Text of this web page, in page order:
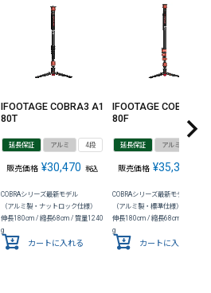
IFOOTAGE COBRA3 A1
80T
延長保証 アルミ 4段
販売価格 ¥30,470 税込
COBRAシリーズ最新モデル
（アルミ製・ナットロック仕様）
伸長180cm / 縮長68cm / 質量1240
g
カートに入れる
IFOOTAGE COBRA3
80F
延長保証 アルミ
販売価格 ¥35,310
COBRAシリーズ最新モデル
（アルミ製・標準仕様）
伸長180cm / 縮長68cm / 質量
g
カートに入れる